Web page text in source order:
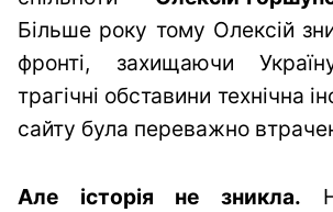
Більше року тому Олексій
фронті, захищаючи
трагічні обставини технічна
сайту була переважно
Але історія не зникла.